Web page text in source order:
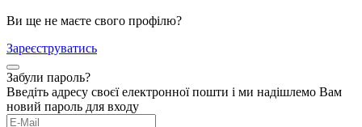
Ви ще не маєте свого профілю?
Зареєструватись
Забули пароль?
Введіть адресу своєї електронної пошти і ми надішлемо Вам
новий пароль для входу